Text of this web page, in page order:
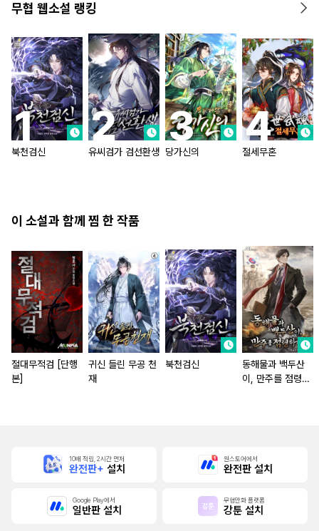
무협 웹소설 랭킹
북천검신 유씨검가 검선환생 당가신의 절세무혼
이 소설과 함께 찜 한 작품
절대무적검 [단행
본]
귀신 들린 무공 천
재
북천검신
동해물과 백두산
이, 만주를 점령하
10배 적립, 2시간 먼저
완전판+ 설치
원스토어에서
완전판 설치
Google Play에서
일반판 설치
무협만화 플랫폼
강툰 설치